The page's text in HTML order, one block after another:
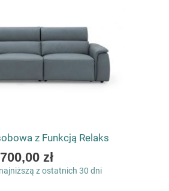
z Funkcją Relaks
zł
z ostatnich 30 dni